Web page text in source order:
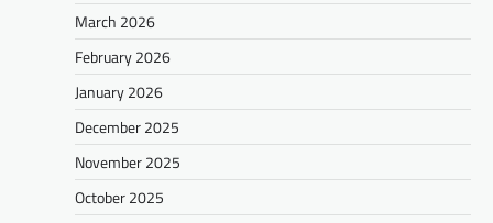
March 2026
February 2026
January 2026
December 2025
November 2025
October 2025